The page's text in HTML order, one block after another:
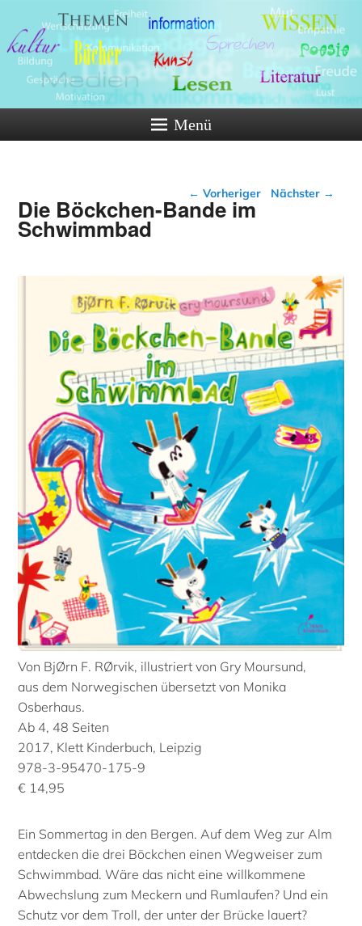
Menü
Beitragsnavigation
← Vorheriger Nächster →
Die Böckchen-Bande im
Schwimmbad
Von BjØrn F. RØrvik, illustriert von Gry Moursund,
aus dem Norwegischen übersetzt von Monika
Osberhaus.
Ab 4, 48 Seiten
2017, Klett Kinderbuch, Leipzig
978-3-95470-175-9
€ 14,95
Ein Sommertag in den Bergen. Auf dem Weg zur Alm
entdecken die drei Böckchen einen Wegweiser zum
Schwimmbad. Wäre das nicht eine willkommene
Abwechslung zum Meckern und Rumlaufen? Und ein
Schutz vor dem Troll, der unter der Brücke lauert?